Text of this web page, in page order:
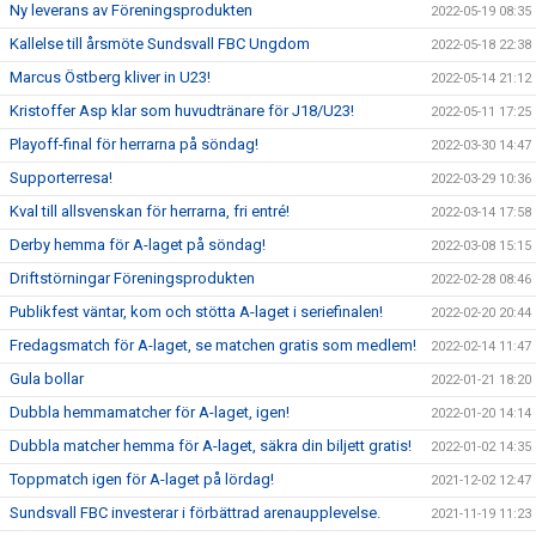
Ny leverans av Föreningsprodukten 2022-05-19 08:35
Kallelse till årsmöte Sundsvall FBC Ungdom 2022-05-18 22:38
Marcus Östberg kliver in U23! 2022-05-14 21:12
Kristoffer Asp klar som huvudtränare för J18/U23! 2022-05-11 17:25
Playoff-final för herrarna på söndag! 2022-03-30 14:47
Supporterresa! 2022-03-29 10:36
Kval till allsvenskan för herrarna, fri entré! 2022-03-14 17:58
Derby hemma för A-laget på söndag! 2022-03-08 15:15
Driftstörningar Föreningsprodukten 2022-02-28 08:46
Publikfest väntar, kom och stötta A-laget i seriefinalen! 2022-02-20 20:44
Fredagsmatch för A-laget, se matchen gratis som medlem! 2022-02-14 11:47
Gula bollar 2022-01-21 18:20
Dubbla hemmamatcher för A-laget, igen! 2022-01-20 14:14
Dubbla matcher hemma för A-laget, säkra din biljett gratis! 2022-01-02 14:35
Toppmatch igen för A-laget på lördag! 2021-12-02 12:47
Sundsvall FBC investerar i förbättrad arenaupplevelse. 2021-11-19 11:23